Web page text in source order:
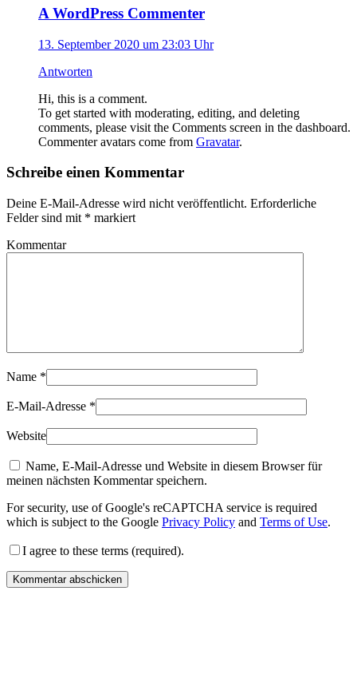
A WordPress Commenter
13. September 2020 um 23:03 Uhr
Antworten
Hi, this is a comment.
To get started with moderating, editing, and deleting
comments, please visit the Comments screen in the dashboard.
Commenter avatars come from Gravatar.
Schreibe einen Kommentar
Deine E-Mail-Adresse wird nicht veröffentlicht. Erforderliche
Felder sind mit * markiert
Kommentar
Name *
E-Mail-Adresse *
Website
Name, E-Mail-Adresse und Website in diesem Browser für
meinen nächsten Kommentar speichern.
For security, use of Google's reCAPTCHA service is required
which is subject to the Google Privacy Policy and Terms of Use.
I agree to these terms (required).
Kommentar abschicken